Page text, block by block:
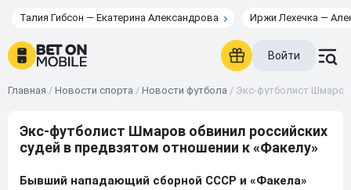
Талия Гибсон — Екатерина Александрова Иржи Лехечка —
Войти
Главная / Новости спорта / Новости футбола / Экс-футболист Шмаров
Экс-футболист Шмаров обвинил российских
судей в предвзятом отношении к «Факелу»
Бывший нападающий сборной СССР и «Факела»